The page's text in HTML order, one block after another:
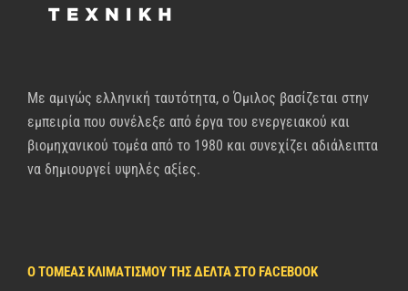
Με αμιγώς ελληνική ταυτότητα, ο Όμιλος βασίζεται στην
εμπειρία που συνέλεξε από έργα του ενεργειακού και
βιομηχανικού τομέα από το 1980 και συνεχίζει αδιάλειπτα
να δημιουργεί υψηλές αξίες.
Ο ΤΟΜΈΑΣ ΚΛΙΜΑΤΙΣΜΟΎ ΤΗΣ ΔΈΛΤΑ ΣΤΟ FACEBOOK